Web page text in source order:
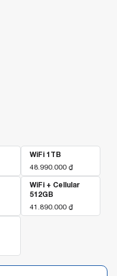
WiFi 1TB
48.990.000 ₫
WiFi + Cellular
512GB
41.890.000 ₫